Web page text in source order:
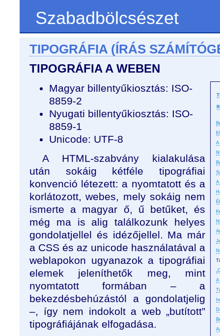
Szabadbölcsészet
TIPOGRÁFIA (ÍRÁS
TIPOGRÁFIA A WEBEN
A
A
A
Magyar billentyűkiosztás: ISO-
8859-2
Nyugati billentyűkiosztás: ISO-
8859-1
Unicode: UTF-8
A HTML-szabvány kialakulása
után sokáig kétféle tipográfiai
konvenció létezett: a nyomtatott és a
korlátozott, webes, mely sokáig nem
ismerte a magyar ő, ű betűket, és
még ma is alig találkozunk helyes
gondolatjellel és idézőjellel. Ma már
a CSS és az unicode használatával a
weblapokon ugyanazok a tipográfiai
elemek jeleníthetők meg, mint
nyomtatott formában – a
bekezdésbehúzástól a gondolatjelig
–, így nem indokolt a web „butított”
tipográfiájának elfogadása.